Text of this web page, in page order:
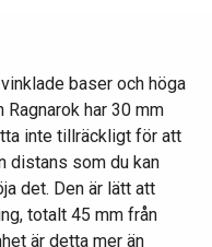
baser och höga
har 30 mm
inte tillräckligt för att
distans som du kan
det. Den är lätt att
totalt 45 mm från
är detta mer än